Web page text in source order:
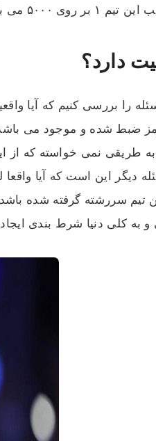
نیم میلیون به جیب بزند.
دارد؟
را بررسی کنیم که آیا
ضبط شده و موجود می باشد
طریقی نمی خواسته که از
دیگر این است که آیا
تیم سررشته گرفته شده
به کلی دنیا شرط بندی